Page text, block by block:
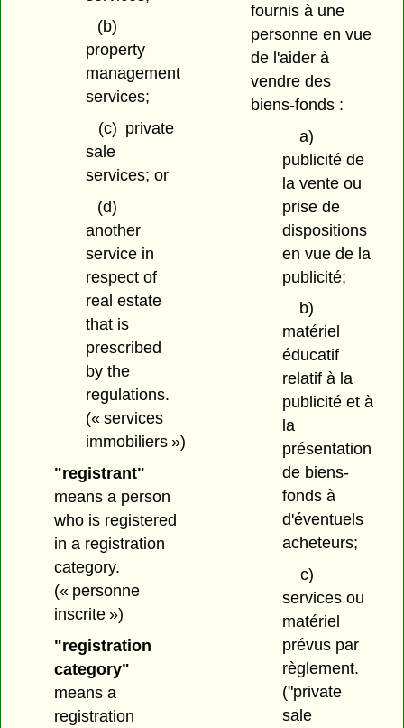
(b)
property
management
services;
(c) private
sale
services; or
(d)
another
service in
respect of
real estate
that is
prescribed
by the
regulations.
(« services
immobiliers »)
"registrant"
means a person
who is registered
in a registration
category.
(« personne
inscrite »)
"registration
category"
means a
registration
fournis à une
personne en vue
de l'aider à
vendre des
biens-fonds :
a)
publicité de
la vente ou
prise de
dispositions
en vue de la
publicité;
b)
matériel
éducatif
relatif à la
publicité et à
la
présentation
de biens-
fonds à
d'éventuels
acheteurs;
c)
services ou
matériel
prévus par
règlement.
("private
sale